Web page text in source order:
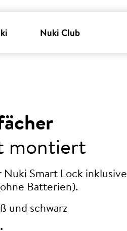
Nuki Club
montiert
Smart Lock inklusive
Batterien).
und schwarz